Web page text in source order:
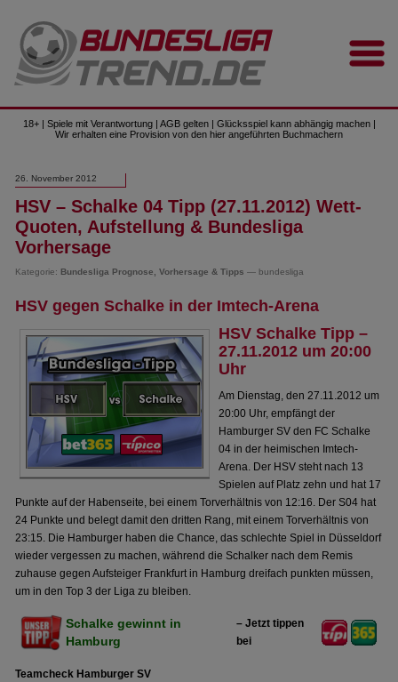
18+ | Spiele mit Verantwortung | AGB gelten | Glücksspiel kann abhängig machen |
Wir erhalten eine Provision von den hier angeführten Buchmachern
26. November 2012
HSV – Schalke 04 Tipp (27.11.2012) Wett-
Quoten, Aufstellung & Bundesliga
Vorhersage
Kategorie: Bundesliga Prognose, Vorhersage & Tipps — bundesliga
HSV gegen Schalke in der Imtech-Arena
HSV Schalke Tipp –
27.11.2012 um 20:00
Uhr
Am Dienstag, den 27.11.2012 um
20:00 Uhr, empfängt der
Hamburger SV den FC Schalke
04 in der heimischen Imtech-
Arena. Der HSV steht nach 13
Spielen auf Platz zehn und hat 17
Punkte auf der Habenseite, bei einem Torverhältnis von 12:16. Der S04 hat
24 Punkte und belegt damit den dritten Rang, mit einem Torverhältnis von
23:15. Die Hamburger haben die Chance, das schlechte Spiel in Düsseldorf
wieder vergessen zu machen, während die Schalker nach dem Remis
zuhause gegen Aufsteiger Frankfurt in Hamburg dreifach punkten müssen,
um in den Top 3 der Liga zu bleiben.
Schalke gewinnt in
Hamburg
– Jetzt tippen
bei
Teamcheck Hamburger SV